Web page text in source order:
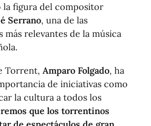
la figura del compositor
Serrano, una de las
más relevantes de la música
Torrent, Amparo Folgado, ha
de iniciativas como
la cultura a todos los
que los torrentinos